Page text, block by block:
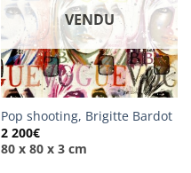
VENDU
Pop shooting, Brigitte Bardot
2 200€
80 x 80 x 3 cm